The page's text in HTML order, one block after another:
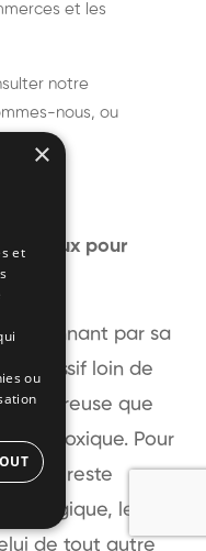
et les
notre
nous, ou
pour
par sa
agressif loin de
que
plus toxique. Pour
elle reste
allergique, le
de tout autre
×
et
ou